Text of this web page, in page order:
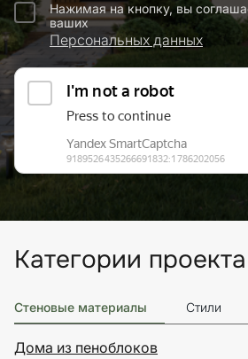
Нажимая на кнопку, вы
ваших
Персональных данных
Категории проекта
Стеновые материалы Стили
Дома из пеноблоков